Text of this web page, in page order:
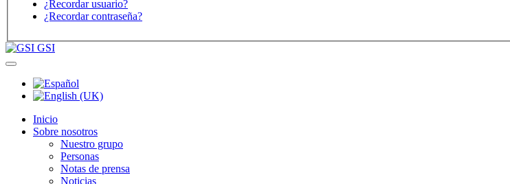
¿Recordar usuario?
¿Recordar contraseña?
GSI
Inicio
Sobre nosotros
Nuestro grupo
Personas
Notas de prensa
Noticias